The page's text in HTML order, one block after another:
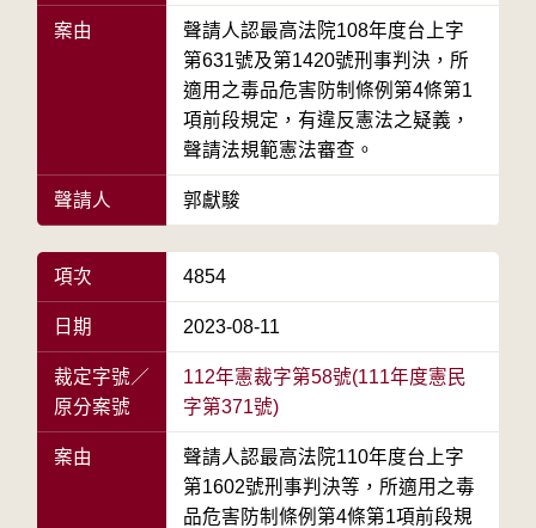
案由
聲請人認最高法院108年度台上字
第631號及第1420號刑事判決，所
適用之毒品危害防制條例第4條第1
項前段規定，有違反憲法之疑義，
聲請法規範憲法審查。
聲請人 郭獻駿
項次 4854
日期 2023-08-11
裁定字號／
原分案號
112年憲裁字第58號(111年度憲民
字第371號)
案由
聲請人認最高法院110年度台上字
第1602號刑事判決等，所適用之毒
品危害防制條例第4條第1項前段規